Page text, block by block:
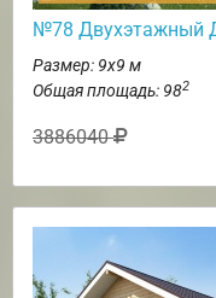
№78 Двухэтажный
Размер: 9х9 м
Общая площадь: 982
3886040